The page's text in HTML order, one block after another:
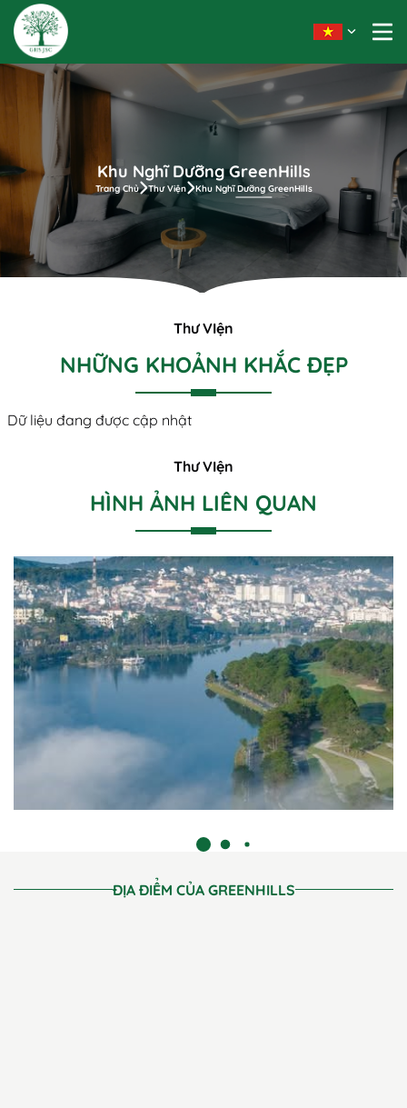
Khu Nghĩ Dưỡng GreenHills
Trang Chủ Thư Viện Khu Nghĩ Dưỡng GreenHills
Thư VIện
NHỮNG KHOẢNH KHẮC ĐẸP
Dữ liệu đang được cập nhật
Thư VIện
HÌNH ẢNH LIÊN QUAN
ĐỊA ĐIỂM CỦA GREENHILLS